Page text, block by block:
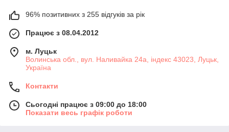
96% позитивних з 255 відгуків за рік
Працює з 08.04.2012
м. Луцьк
Волинська обл., вул. Наливайка 24а, індекс 43023, Луцьк,
Україна
Контакти
Сьогодні працює з 09:00 до 18:00
Показати весь графік роботи